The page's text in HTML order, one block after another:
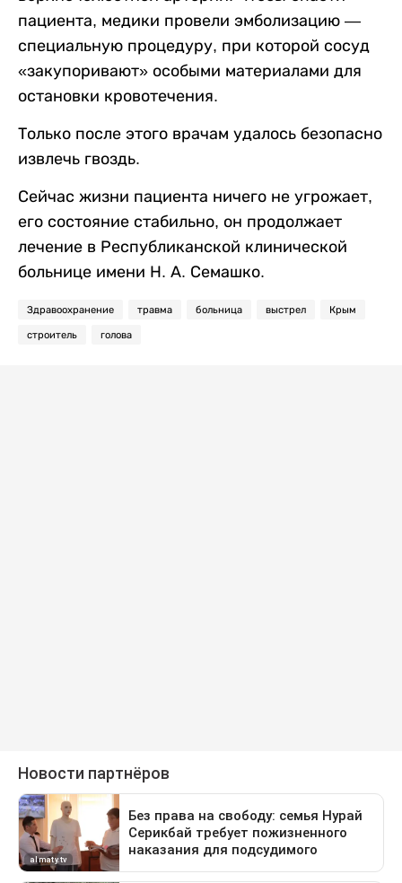
пациента, медики провели эмболизацию —
специальную процедуру, при которой сосуд
«закупоривают» особыми материалами для
остановки кровотечения.
Только после этого врачам удалось безопасно
извлечь гвоздь.
Сейчас жизни пациента ничего не угрожает,
его состояние стабильно, он продолжает
лечение в Республиканской клинической
больнице имени Н. А. Семашко.
Здравоохранение травма больница выстрел Крым
строитель голова